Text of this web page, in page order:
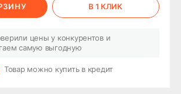
В 1 КЛИК
цены у конкурентов и
самую выгодную
Товар можно купить в кредит